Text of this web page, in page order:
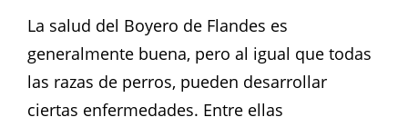
La salud del Boyero de Flandes es
generalmente buena, pero al igual que todas
las razas de perros, pueden desarrollar
ciertas enfermedades. Entre ellas